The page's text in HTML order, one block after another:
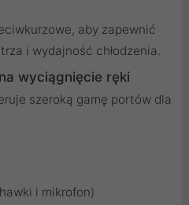
aby zapewnić
i wydajność chłodzenia.
wyciągnięcie ręki
szeroką gamę portów dla
i mikrofon)